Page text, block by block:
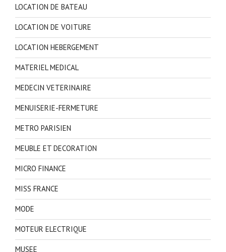
LOCATION DE BATEAU
LOCATION DE VOITURE
LOCATION HEBERGEMENT
MATERIEL MEDICAL
MEDECIN VETERINAIRE
MENUISERIE-FERMETURE
METRO PARISIEN
MEUBLE ET DECORATION
MICRO FINANCE
MISS FRANCE
MODE
MOTEUR ELECTRIQUE
MUSEE